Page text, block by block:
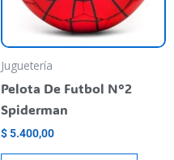
Juguetería
Pelota De Futbol N°2
Spiderman
$ 5.400,00